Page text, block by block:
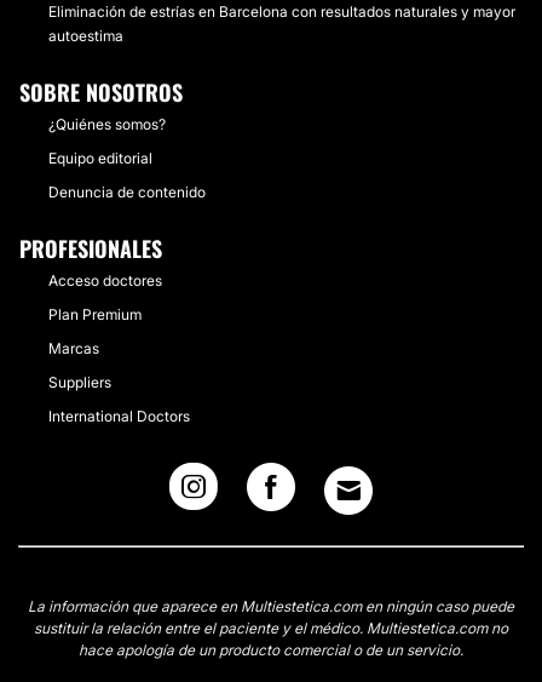
Eliminación de estrías en Barcelona con resultados naturales y mayor
autoestima
SOBRE NOSOTROS
¿Quiénes somos?
Equipo editorial
Denuncia de contenido
PROFESIONALES
Acceso doctores
Plan Premium
Marcas
Suppliers
International Doctors
La información que aparece en Multiestetica.com en ningún caso puede
sustituir la relación entre el paciente y el médico. Multiestetica.com no
hace apología de un producto comercial o de un servicio.